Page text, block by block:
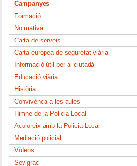
Campanyes
Formació
Normativa
Carta de serveis
Carta europea de seguretat viària
Informació útil per al ciutadà
Educació viària
Història
Convivènca a les aules
Himne de la Policia Local
Acoloreix amb la Policia Local
Mediació policial
Vídeos
Sevigrac